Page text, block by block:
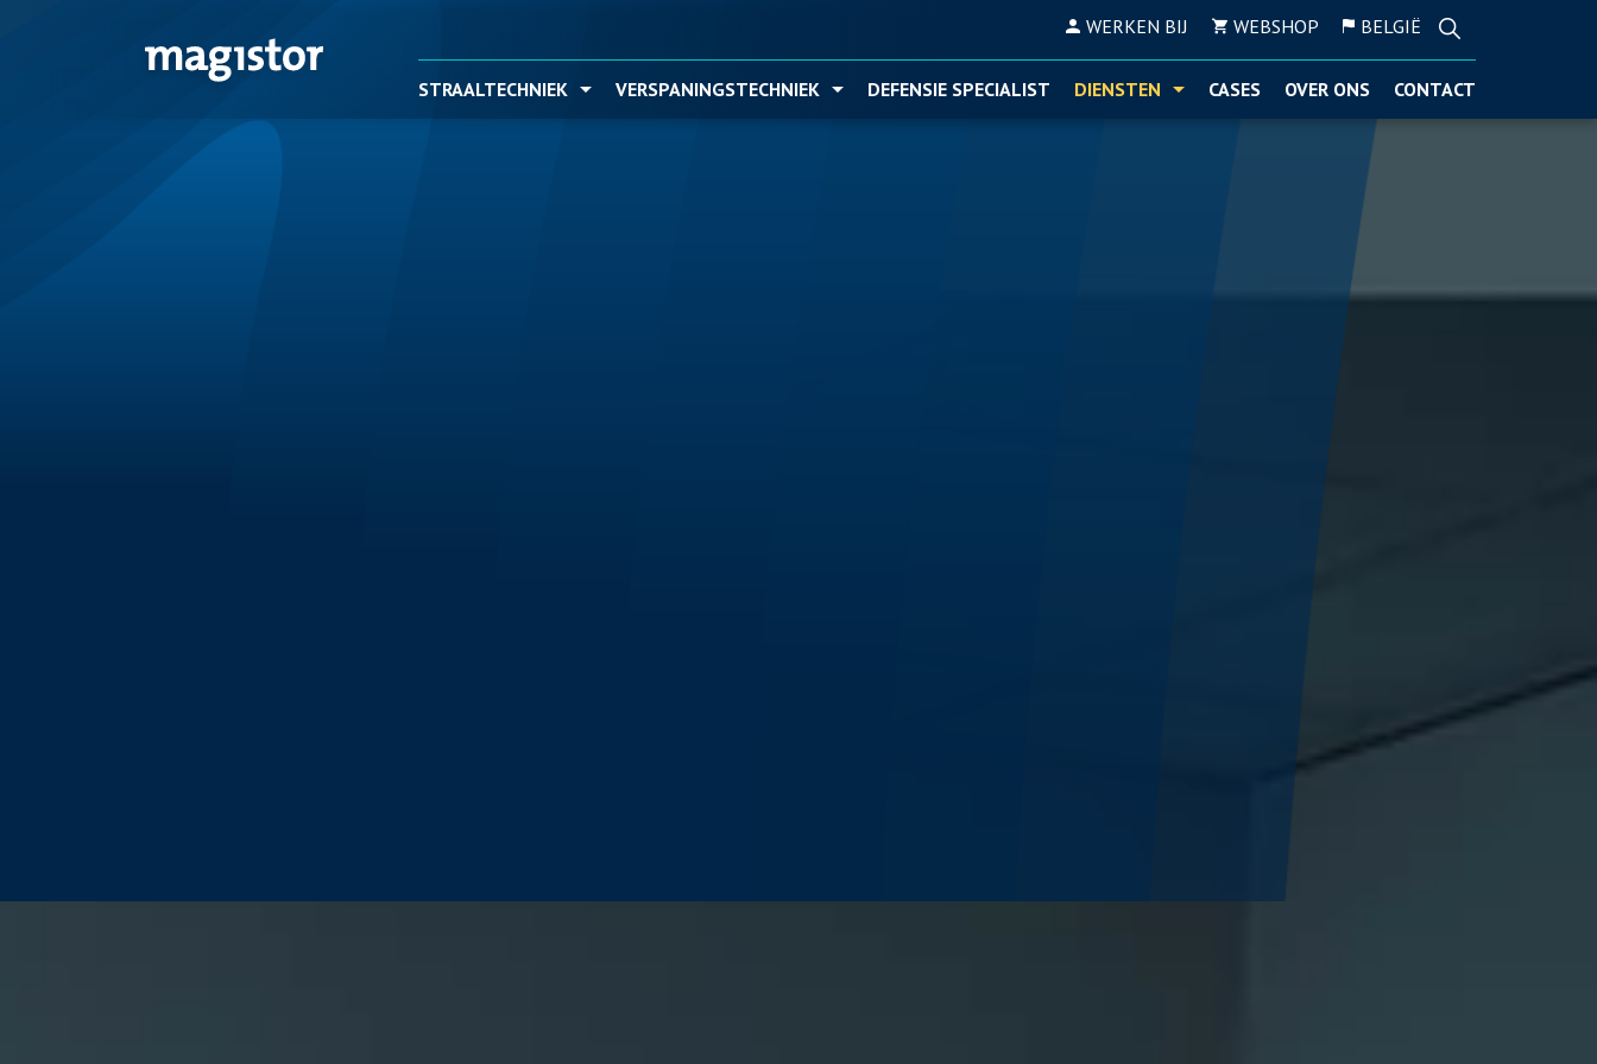
WERKEN BIJ WEBSHOP BELGIË
STRAALTECHNIEK VERSPANINGSTECHNIEK DEFENSIE SPECIALIST DIENSTEN CASES OVER ONS CONTACT